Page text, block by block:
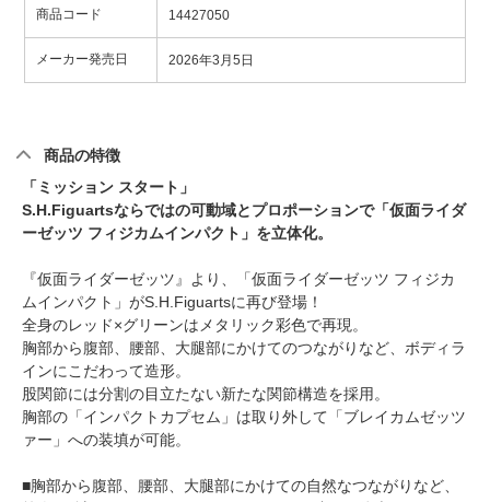
商品コード 14427050
メーカー発売日 2026年3月5日
商品の特徴
「ミッション スタート」
S.H.Figuartsならではの可動域とプロポーションで「仮面ライダ
ーゼッツ フィジカムインパクト」を立体化。
『仮面ライダーゼッツ』より、「仮面ライダーゼッツ フィジカ
ムインパクト」がS.H.Figuartsに再び登場！
全身のレッド×グリーンはメタリック彩色で再現。
胸部から腹部、腰部、大腿部にかけてのつながりなど、ボディラ
インにこだわって造形。
股関節には分割の目立たない新たな関節構造を採用。
胸部の「インパクトカプセム」は取り外して「ブレイカムゼッツ
ァー」への装填が可能。
■胸部から腹部、腰部、大腿部にかけての自然なつながりなど、